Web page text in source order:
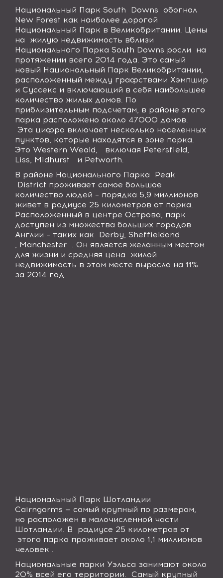
Национальный Парк South Downs обогнал
New Forest как наиболее дорогой
Национальный Парк в Великобритании. Цены
на жилую недвижимость вблизи
Национального Парка South Downs росли на
протяжении всего 2014 года. Это самый
новый Национальный Парк Великобритании,
расположенный между графствами Хэмпшир
и Суссекс и включающий в себя наибольшее
количество жилых домов. По
приблизительным подсчетам, в районе этого
парка расположено около 47000 домов.
Эта цифра включает несколько населенных
пунктов, которые находятся в зоне парка.
Это Western Weald, включая Petersfield,
Liss, Midhurst и Petworth.
В районе Национального Парка Peak
District проживает самое большое
количество людей – порядка 5,9 миллионов
живет в радиусе 25 километров от парка.
Расположенный в центре Острова, парк
доступен из множества больших городов
Англии – таких как Derby, Sheffieldand
, Manchester . Он является желанным местом
для жизни и средняя цена жилой
недвижимость в этом месте выросла на 11%
за 2014 год.
Национальный Парк Шотландии
Cairngorms — самый крупный по размерам,
но расположен в малочисленной части
Шотландии. В радиусе 25 километров от
этого парка проживает около 1,1 миллионов
человек .
Национальные парки Уэльса занимают около
20% всей его территории. Самый крупный